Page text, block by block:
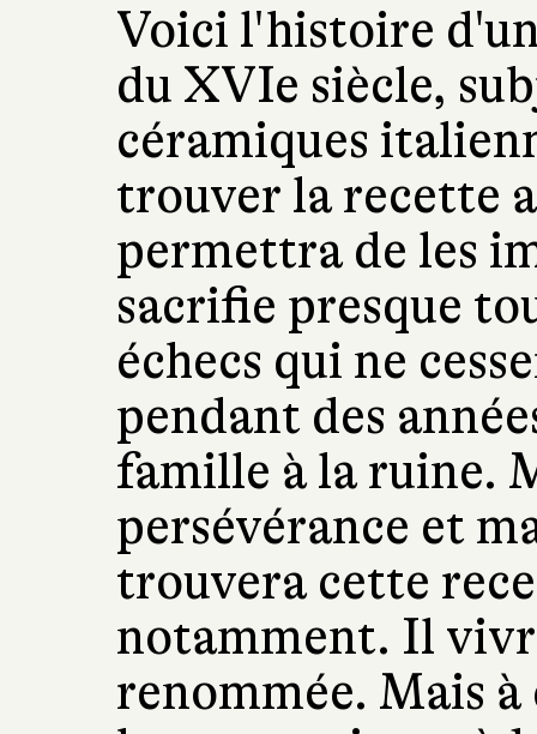
Voici l'histoire
du XVIe siècle,
céramiques
trouver la recette
permettra de les
sacrifie presque
échecs qui ne
pendant des
famille à la ruine.
persévérance et
trouvera cette
notamment. Il
renommée. Mais